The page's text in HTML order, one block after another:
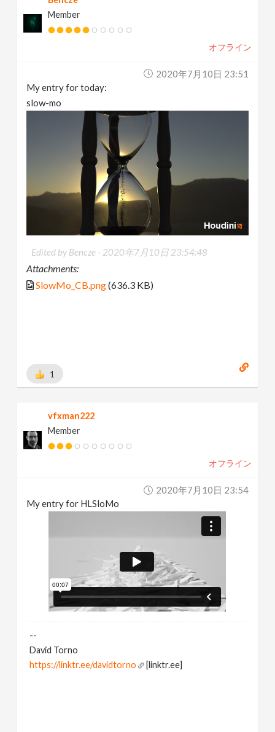
Member
オフライン
2020年7月10日 23:51
My entry for today:
slow-mo
Edited by Bencze - 2020年7月10日 23:54:48
Attachments:
SlowMo_CB.png(636.3 KB)
1
vfxman222
Member
オフライン
2020年7月10日 23:54
My entry for HLSloMo
--
David Torno
https://linktr.ee/davidtorno
[linktr.ee]